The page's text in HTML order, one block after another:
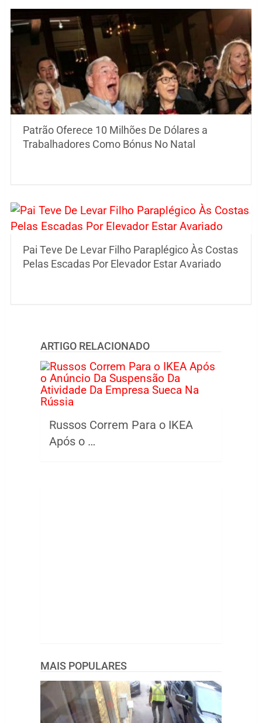
Patrão Oferece 10 Milhões De Dólares a
Trabalhadores Como Bónus No Natal
Pai Teve De Levar Filho Paraplégico Às Costas
Pelas Escadas Por Elevador Estar Avariado
ARTIGO RELACIONADO
Russos Correm Para o IKEA
Após o …
MAIS POPULARES